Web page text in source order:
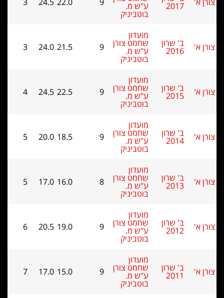
2017 ע"ש מ.
בוטביניק
ב' שרון
2016
שחמט צורן
ע"ש מ.
בוטביניק
9
21.5
24.0
3
ב' שרון
2015
שחמט צורן
ע"ש מ.
בוטביניק
9
22.5
24.5
4
ב' שרון
2014
שחמט צורן
ע"ש מ.
בוטביניק
9
18.5
20.0
5
ב' שרון
2013
שחמט צורן
ע"ש מ.
בוטביניק
8
16.0
17.0
5
ב' שרון
2012
שחמט צורן
ע"ש מ.
בוטביניק
9
19.0
20.5
6
ב' שרון
2011
שחמט צורן
ע"ש מ.
בוטביניק
9
15.0
17.0
7